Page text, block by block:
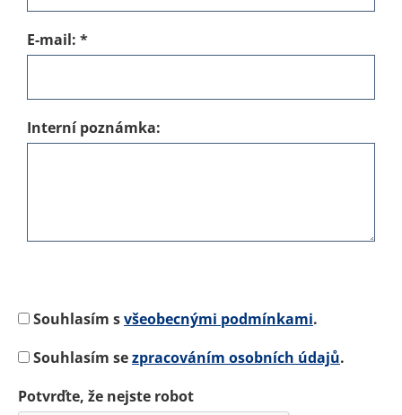
E-mail: *
Interní poznámka:
Souhlasím svšeobecnými podmínkami.
Souhlasím sezpracováním osobních údajů.
Potvrďte, že nejste robot